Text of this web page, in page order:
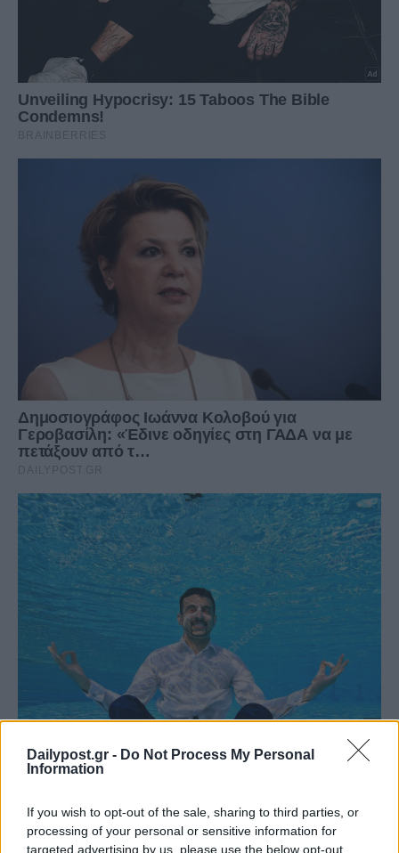
Dailypost.gr - Do Not Process My Personal
Information
If you wish to opt-out of the sale, sharing to third parties, or
processing of your personal or sensitive information for
targeted advertising by us, please use the below opt-out